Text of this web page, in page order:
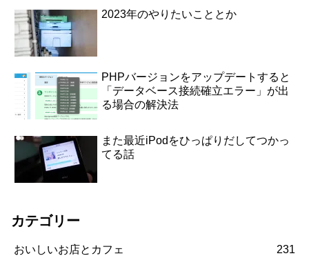
2023年のやりたいこととか
PHPバージョンをアップデートすると
「データベース接続確立エラー」が出
る場合の解決法
また最近iPodをひっぱりだしてつかっ
てる話
カテゴリー
おいしいお店とカフェ 231